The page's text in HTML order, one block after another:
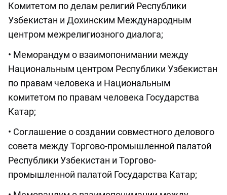
Комитетом по делам религий Республики
Узбекистан и Дохинским Международным
центром межрелигиозного диалога;
• Меморандум о взаимопонимании между
Национальным центром Республики Узбекистан
по правам человека и Национальным
комитетом по правам человека Государства
Катар;
• Соглашение о создании совместного делового
совета между Торгово-промышленной палатой
Республики Узбекистан и Торгово-
промышленной палатой Государства Катар;